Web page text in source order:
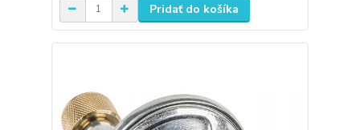
Pridať do košíka